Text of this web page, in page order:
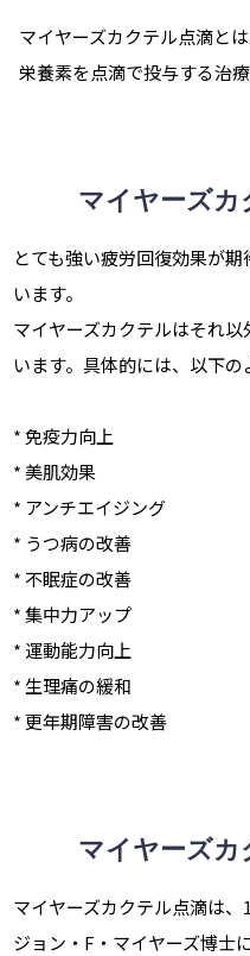
マイヤーズカクテル点滴と
栄養素を点滴で投与する治療
マイヤーズカ
とても強い疲労回復効果が
います。
マイヤーズカクテルはそれ
います。具体的には、以下の
* 免疫力向上
* 美肌効果
* アンチエイジング
* うつ病の改善
* 不眠症の改善
* 集中力アップ
* 運動能力向上
* 生理痛の緩和
* 更年期障害の改善
マイヤーズカ
マイヤーズカクテル点滴は
ジョン・F・マイヤーズ博士